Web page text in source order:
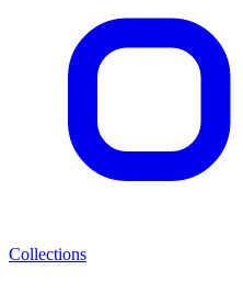
Collections